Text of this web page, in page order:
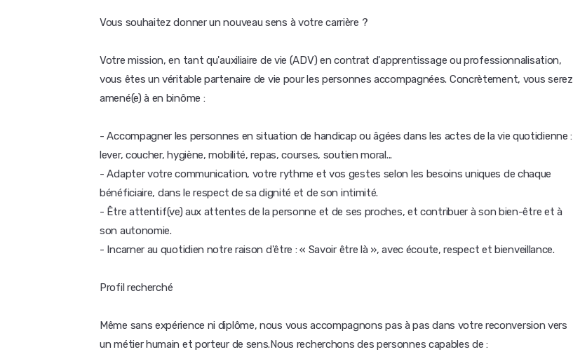
Vous souhaitez donner un nouveau sens à votre carrière ?
Votre mission, en tant qu'auxiliaire de vie (ADV) en contrat d'apprentissage ou professionnalisation,
vous êtes un véritable partenaire de vie pour les personnes accompagnées. Concrètement, vous serez
amené(e) à en binôme :
- Accompagner les personnes en situation de handicap ou âgées dans les actes de la vie quotidienne :
lever, coucher, hygiène, mobilité, repas, courses, soutien moral...
- Adapter votre communication, votre rythme et vos gestes selon les besoins uniques de chaque
bénéficiaire, dans le respect de sa dignité et de son intimité.
- Être attentif(ve) aux attentes de la personne et de ses proches, et contribuer à son bien-être et à
son autonomie.
- Incarner au quotidien notre raison d'être : « Savoir être là », avec écoute, respect et bienveillance.
Profil recherché
Même sans expérience ni diplôme, nous vous accompagnons pas à pas dans votre reconversion vers
un métier humain et porteur de sens.Nous recherchons des personnes capables de :